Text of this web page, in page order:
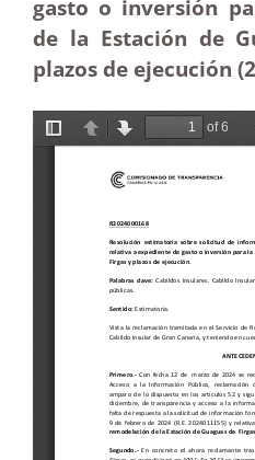
gasto o inversión
de la Estación de
plazos de ejecución